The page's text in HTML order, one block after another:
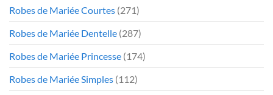
Robes de Mariée Courtes (271)
Robes de Mariée Dentelle (287)
Robes de Mariée Princesse (174)
Robes de Mariée Simples (112)